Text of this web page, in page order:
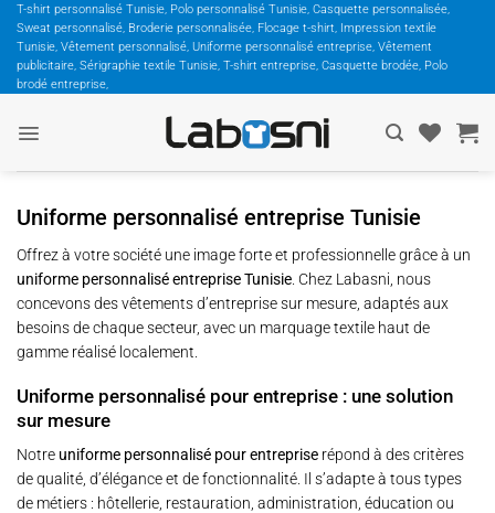
Passer
contenu
T-shirt personnalisé Tunisie, Polo personnalisé Tunisie, Casquette personnalisée,
Sweat personnalisé, Broderie personnalisée, Flocage t-shirt, Impression textile
Tunisie, Vêtement personnalisé, Uniforme personnalisé entreprise, Vêtement
publicitaire, Sérigraphie textile Tunisie, T-shirt entreprise, Casquette brodée, Polo
brodé entreprise,
Uniforme personnalisé entreprise Tunisie
Offrez à votre société une image forte et professionnelle grâce à un
uniforme personnalisé entreprise Tunisie . Chez Labasni, nous
concevons des vêtements d’entreprise sur mesure, adaptés aux
besoins de chaque secteur, avec un marquage textile haut de
gamme réalisé localement.
Uniforme personnalisé pour entreprise : une solution
sur mesure
Notre uniforme personnalisé pour entreprise répond à des critères
de qualité, d’élégance et de fonctionnalité. Il s’adapte à tous types
de métiers : hôtellerie, restauration, administration, éducation ou